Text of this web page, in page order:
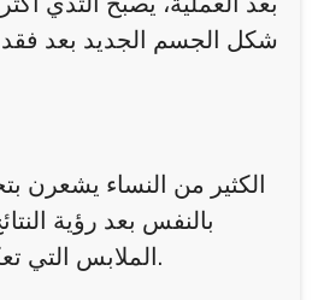
شكل الجسم الجديد بعد
الكثير من النساء يشعرن
بالنفس بعد رؤية
الملابس التي تعكس الشكل الجديد.